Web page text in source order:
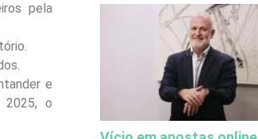
pela
e
2025, o